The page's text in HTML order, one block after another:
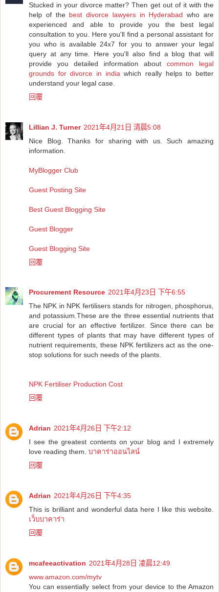
Stucked in your divorce matter? Then get out of it with the
help of the best divorce lawyers in Hyderabad who are
experienced and able to provide you the best legal
consultation to you. Here you'll find a personal assistant for
you who is available 24x7 for you to answer your legal
query at any time. Here you'll also find a blog that will
provide you detailed information about common legal
grounds for divorce in india which really helps to better
understand your legal case.
回覆
Lillian J. Turner 2021年4月21日 清晨5:08
Nice Blog. Thanks for sharing with us. Such amazing
information.
MyBlogger Club
Guest Posting Site
Best Guest Blogging Site
Guest Blogger
Guest Blogging Site
回覆
Procurement Resource 2021年4月23日 下午6:55
The NPK in NPK fertilisers stands for nitrogen, phosphorus,
and potassium.These are the three essential nutrients that
are crucial for an effective fertilizer. Since there can be
different types of plants that may have different types of
nutrient requirements, these NPK fertilizers act as the one-
stop solutions for such needs of the plants.
NPK Fertiliser Production Cost
回覆
Adrian 2021年4月26日 下午2:12
I see the greatest contents on your blog and I extremely
love reading them. บาคาร่าออนไลน์
回覆
Adrian 2021年4月26日 下午4:35
This is brilliant and wonderful data here I like this website.
เว็บบาคาร่า
回覆
mcafeeactivation 2021年4月28日 凌晨12:49
www.amazon.com/mytv
You can essentially select from your device to the Amazon